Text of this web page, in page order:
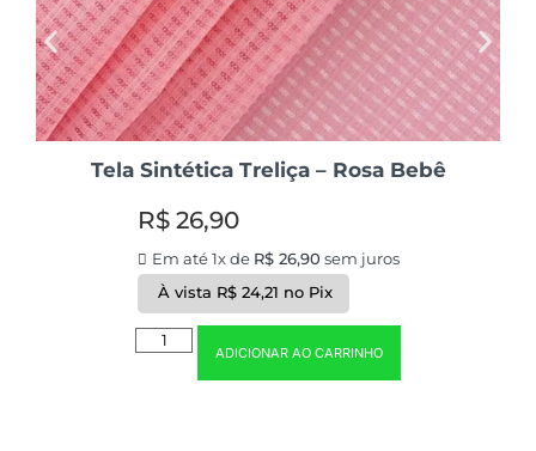
Tela Sintética Treliça – Rosa Bebê
R$26,90
Em até 1x de R$26,90 sem juros
À vista R$ 24,21 no Pix
ADICIONAR AO CARRINHO